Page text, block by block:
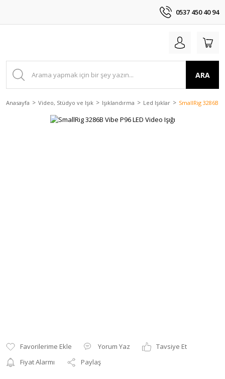
0537 450 40 94
ARA
Anasayfa Video, Stüdyo ve Işık Işıklandırma Led Işıklar SmallRig 3286B
Yorum Yaz
Tavsiye Et
Fiyat Alarmı
Paylaş